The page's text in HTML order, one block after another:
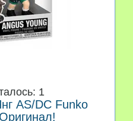
1
AS/DC Funko